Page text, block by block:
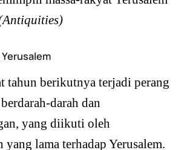
tahun berikutnya terjadi perang
darah dan
yang diikuti oleh
yang lama terhadap Yerusalem.